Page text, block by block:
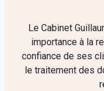
Le Cabinet
importance à la
confiance de ses
le traitement des